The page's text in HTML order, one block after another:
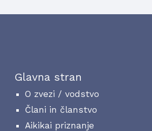
Glavna stran
O zvezi / vodstvo
Člani in članstvo
Aikikai priznanje